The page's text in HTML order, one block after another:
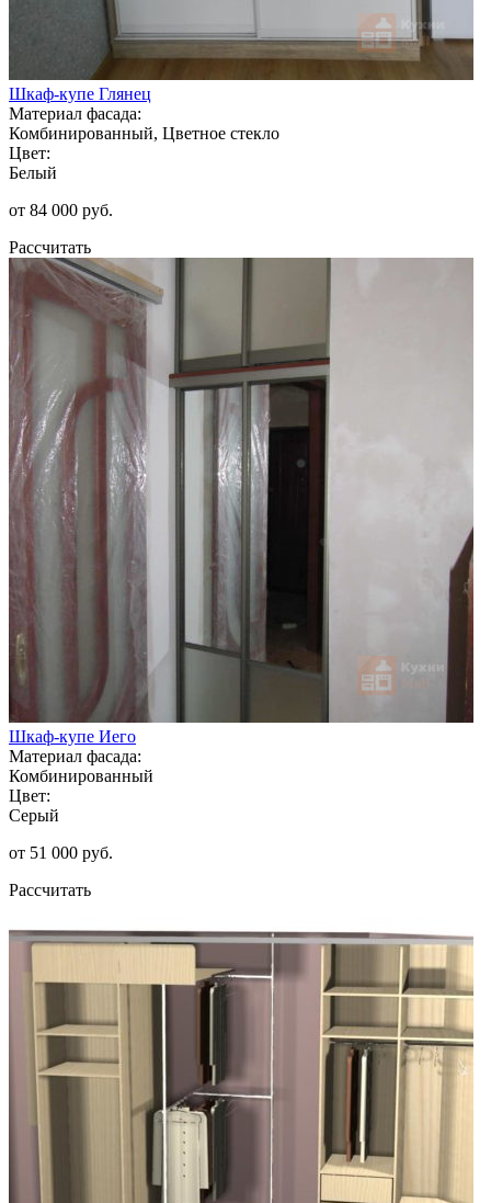
Шкаф-купе Глянец
Материал фасада:
Комбинированный, Цветное стекло
Цвет:
Белый
от 84 000 руб.
Рассчитать
Шкаф-купе Иего
Материал фасада:
Комбинированный
Цвет:
Серый
от 51 000 руб.
Рассчитать